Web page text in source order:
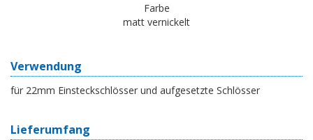
Farbe
matt vernickelt
Verwendung
für 22mm Einsteckschlösser und aufgesetzte Schlösser
Lieferumfang